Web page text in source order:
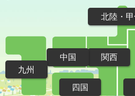
北陸・
関西
中国
四国
九州